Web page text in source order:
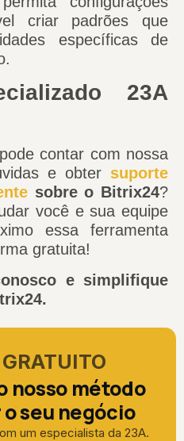
criar padrões que
específicas de
23A
contar com nossa
e obter suporte
sobre o Bitrix24?
você e sua equipe
essa ferramenta
gratuita!
e simplifique
nosso método
seu negócio
um especialista da 23A.